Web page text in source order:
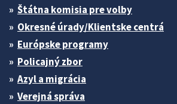
Štátna komisia pre volby
Okresné úrady/Klientske centrá
Európske programy
Policajný zbor
Azyl a migrácia
Verejná správa